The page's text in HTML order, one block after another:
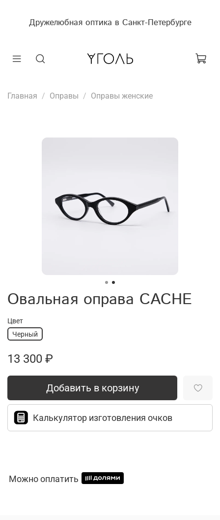
Дружелюбная оптика в Санкт-Петербурге
Главная Оправы Оправы женские
Овальная оправа CACHE
Цвет
Черный
13 300 ₽
Добавить в корзину
Калькулятор изготовления очков
Можно оплатить